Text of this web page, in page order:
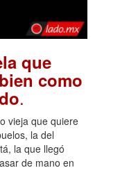
que
como
.
vieja que quiere
la del
la que llegó
de mano en